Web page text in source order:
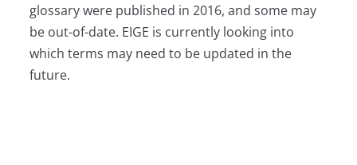
glossary were published in 2016, and some may
be out-of-date. EIGE is currently looking into
which terms may need to be updated in the
future.